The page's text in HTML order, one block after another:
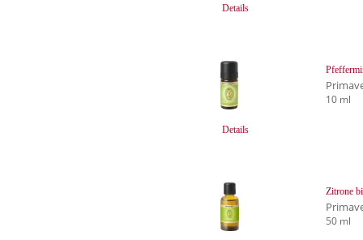
Details
Details
10 ml
Zitrone
50 ml